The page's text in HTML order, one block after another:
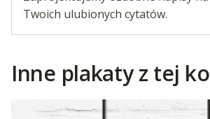
Twoich ulubionych cytatów.
Inne plakaty z tej